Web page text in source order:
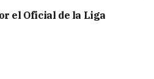
el Oficial de la Liga